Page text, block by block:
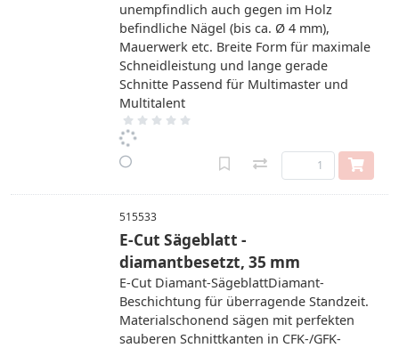
unempfindlich auch gegen im Holz
befindliche Nägel (bis ca. Ø 4 mm),
Mauerwerk etc. Breite Form für maximale
Schneidleistung und lange gerade
Schnitte Passend für Multimaster und
Multitalent
515533
E-Cut Sägeblatt -
diamantbesetzt, 35 mm
E-Cut Diamant-SägeblattDiamant-
Beschichtung für überragende Standzeit.
Materialschonend sägen mit perfekten
sauberen Schnittkanten in CFK-/GFK-